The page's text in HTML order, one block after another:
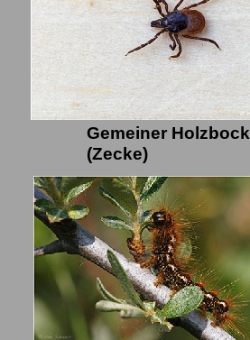
Gemeiner Holzbock
(Zecke)